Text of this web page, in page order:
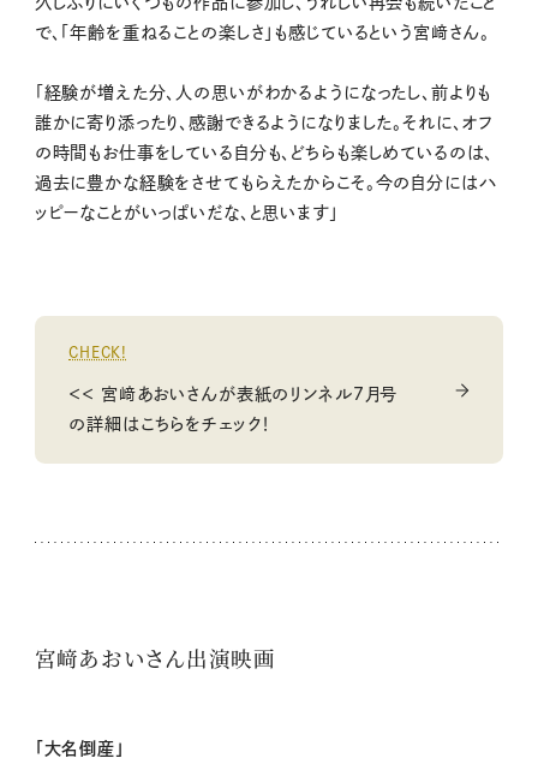
で、「年齢を重ねることの楽しさ」も感じているという宮﨑さん。
「経験が増えた分、人の思いがわかるようになったし、前よりも
誰かに寄り添ったり、感謝できるようになりました。それに、オフ
の時間もお仕事をしている自分も、どちらも楽しめているのは、
過去に豊かな経験をさせてもらえたからこそ。今の自分にはハ
ッピーなことがいっぱいだな、と思います」
CHECK!
＜＜ 宮﨑あおいさんが表紙のリンネル7月号
の詳細はこちらをチェック！
宮﨑あおいさん出演映画
「大名倒産」